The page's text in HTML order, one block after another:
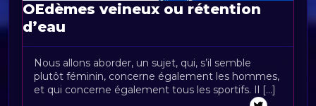
OEdèmes veineux ou rétention
d’eau
Nous allons aborder, un sujet, qui, s’il semble
plutôt féminin, concerne également les hommes,
et qui concerne également tous les sportifs. Il [...]